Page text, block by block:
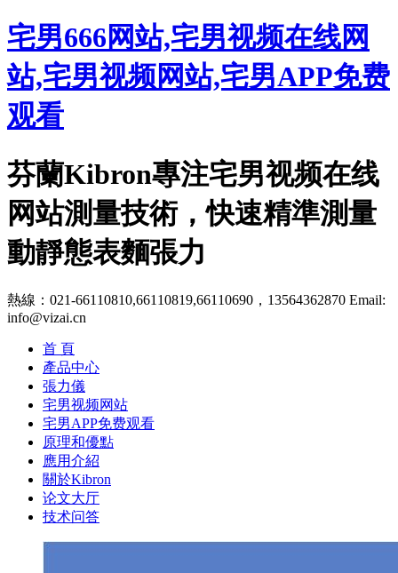
宅男666网站,宅男视频在线网
站,宅男视频网站,宅男APP免费
观看
芬蘭Kibron專注宅男视频在线
网站測量技術，快速精準測量
動靜態表麵張力
熱線：021-66110810,66110819,66110690，13564362870 Email:
info@vizai.cn
首 頁
產品中心
張力儀
宅男视频网站
宅男APP免费观看
原理和優點
應用介紹
關於Kibron
论文大厅
技术问答